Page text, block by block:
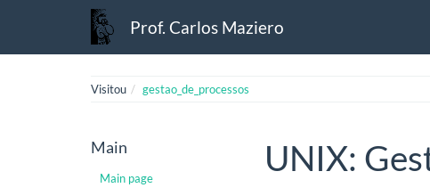
Prof. Carlos Maziero
Visitou gestao_de_processos
Main
Main page
UNIX: